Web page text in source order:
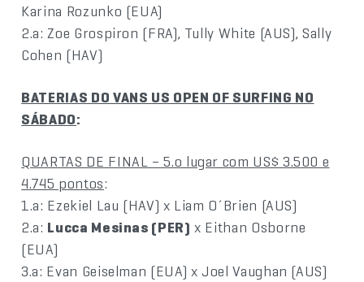
Karina Rozunko (EUA)
2.a: Zoe Grospiron (FRA), Tully White (AUS), Sally
Cohen (HAV)
BATERIAS DO VANS US OPEN OF SURFING NO
SÁBADO:
QUARTAS DE FINAL – 5.o lugar com US$ 3.500 e
4.745 pontos:
1.a: Ezekiel Lau (HAV) x Liam O´Brien (AUS)
2.a: Lucca Mesinas (PER) x Eithan Osborne
(EUA)
3.a: Evan Geiselman (EUA) x Joel Vaughan (AUS)